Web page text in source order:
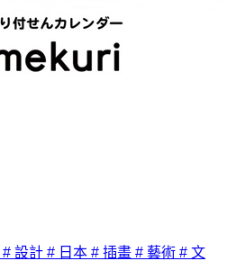
# 設計 # 日本 # 插畫 # 藝術 # 文